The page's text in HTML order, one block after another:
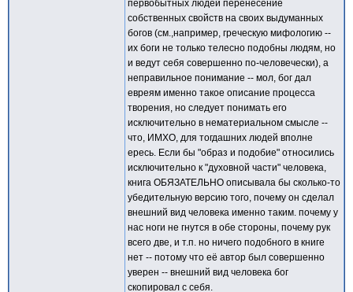
первобытных людей перенесение
собственных свойств на своих выдуманных
богов (см.,например, греческую мифологию --
их боги не только телесно подобны людям, но
и ведут себя совершенно по-человечески), а
неправильное понимание -- мол, бог дал
евреям именно такое описание процесса
творения, но следует понимать его
исключительно в нематериальном смысле --
что, ИМХО, для тогдашних людей вполне
ересь. Если бы "образ и подобие" относились
исключительно к "духовной части" человека,
книга ОБЯЗАТЕЛЬНО описывала бы сколько-то
убедительную версию того, почему он сделал
внешний вид человека именно таким. почему у
нас ноги не гнутся в обе стороны, почему рук
всего две, и т.п. но ничего подобного в книге
нет -- потому что её автор был совершенно
уверен -- внешний вид человека бог
скопировал с себя.